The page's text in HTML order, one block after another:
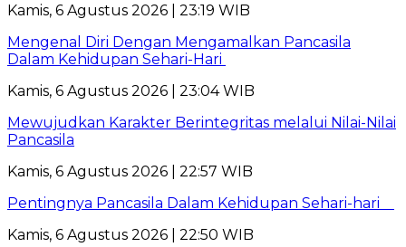
Kamis, 6 Agustus 2026 | 23:19 WIB
Mengenal Diri Dengan Mengamalkan Pancasila
Dalam Kehidupan Sehari-Hari
Kamis, 6 Agustus 2026 | 23:04 WIB
Mewujudkan Karakter Berintegritas melalui Nilai-Nilai
Pancasila
Kamis, 6 Agustus 2026 | 22:57 WIB
Pentingnya Pancasila Dalam Kehidupan Sehari-hari
Kamis, 6 Agustus 2026 | 22:50 WIB